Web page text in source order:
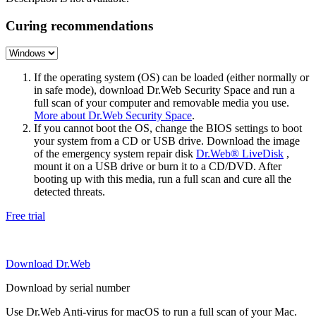
Curing recommendations
If the operating system (OS) can be loaded (either normally or
in safe mode), download Dr.Web Security Space and run a
full scan of your computer and removable media you use.
More about Dr.Web Security Space.
If you cannot boot the OS, change the BIOS settings to boot
your system from a CD or USB drive. Download the image
of the emergency system repair disk Dr.Web® LiveDisk ,
mount it on a USB drive or burn it to a CD/DVD. After
booting up with this media, run a full scan and cure all the
detected threats.
Free trial
Download Dr.Web
Download by serial number
Use Dr.Web Anti-virus for macOS to run a full scan of your Mac.